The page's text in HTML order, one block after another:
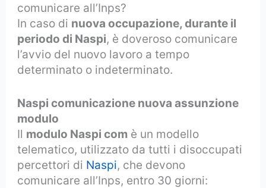
comunicare all’Inps?
In caso di nuova occupazione, durante il
periodo di Naspi, è doveroso comunicare
l’avvio del nuovo lavoro a tempo
determinato o indeterminato.
Naspi comunicazione nuova assunzione
modulo
Il modulo Naspi com è un modello
telematico, utilizzato da tutti i disoccupati
percettori di Naspi, che devono
comunicare all’Inps, entro 30 giorni: